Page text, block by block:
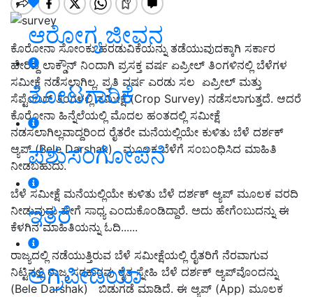
ಆರೋಗ್ಯ ಜೀವನ
ತೋಟಗಾರಿಕೆ
ಪಶುಸಂಗೋಪನೆ
ಇತರೆ
ಅಗ್ರಿಪೀಡಿಯಾ
ಕೊರೋನಾ ಸೋಂಕು ಹರಡುವಿಕೆಯನ್ನು ತಡೆಯುವುದಕ್ಕಾಗಿ ಸರ್ಕಾರ
ಹೇರಿದ್ದ ಲಾಕ್ಡೌನ್ ನಿಂದಾಗಿ ಪ್ರಸಕ್ತ ವರ್ಷ ಏಪ್ರೀಲ್ ತಿಂಗಳಿನಲ್ಲಿ ಬೆಳೆಗಳ
ಸಮೀಕ್ಷೆ ನಡೆಸಲಾಗಿಲ್ಲ. ಪ್ರತಿ ವರ್ಷ ಎರಡು ಸಲ ಏಪ್ರೀಲ್ ಮತ್ತು
ಸೆಪ್ಟೆಂಬರ್ ತಿಂಗಳಲ್ಲಿ ಸಮೀಕ್ಷೆ (Crop Survey) ನಡೆಸಲಾಗುತ್ತದೆ. ಆದರೆ
ಕೊರೋನಾ ಹಿನ್ನೆಲೆಯಲ್ಲಿ ಮೊದಲ ಹಂತದಲ್ಲಿ ಸಮೀಕ್ಷೆ
ನಡಸಲಾಗಿಲ್ಲವಾದ್ದರಿಂದ ರೈತರೇ ಮನೆಯಲ್ಲಿಯೇ ಕುಳಿತು ಬೆಳೆ ದರ್ಶಕ್
ಆ್ಯಪ್‌ (Bele Darshak) ಮೂಲಕ ಬೆಳೆಗೆ ಸಂಬಂಧಿಸಿದ ಮಾಹಿತಿ
ನೀಡಬಹುದು.
ಬೆಳೆ ಸಮೀಕ್ಷೆ ಮನೆಯಲ್ಲಿಯೇ ಕುಳಿತು ಬೆಳೆ ದರ್ಶಕ್ ಆ್ಯಪ್‌ ಮೂಲಕ ವರದಿ
ನೀಡುವುದು ಹೇಗೆ ಸಾಧ್ಯ ಎಂದುಕೊಂಡಿದ್ದಾರೆ. ಅದು ಹೇಗೆಂಬುದನ್ನು ಈ
ಕೆಳಗಿನ ಮಾಹಿತಿಯನ್ನು ಓದಿ......
ರಾಜ್ಯದಲ್ಲಿ ನಡೆಯುತ್ತಿರುವ ಬೆಳೆ ಸಮೀಕ್ಷೆಯಲ್ಲಿ ರೈತರಿಗೆ ನೆರವಾಗುವ
ನಿಟ್ಟಿನಲ್ಲಿ ರಾಜ್ಯ ಸರಕಾರವು ರೈತ ಸ್ನೇಹಿ ಬೆಳೆ ದರ್ಶಕ್ ಆ್ಯಪ್‌ವೊಂದನ್ನು
(Bele Darshak) ಬಿಡುಗಡೆ ಮಾಡಿದೆ. ಈ ಆ್ಯಪ್‌ (App) ಮೂಲಕ